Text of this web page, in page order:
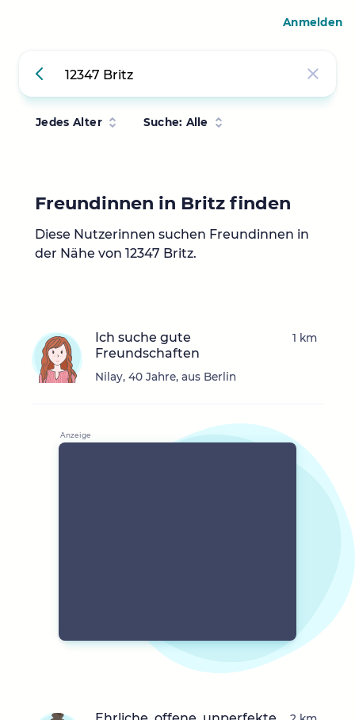
Jedes Alter Suche: Alle
Freundinnen in Britz finden
Diese Nutzerinnen suchen Freundinnen in
der Nähe von 12347 Britz.
Ich suche gute
Freundschaften
Nilay, 40 Jahre, aus Berlin
1 km
Anmelden